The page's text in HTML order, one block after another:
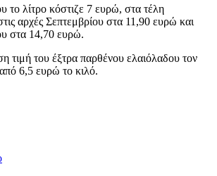
το λίτρο κόστιζε 7 ευρώ, στα τέλη
αρχές Σεπτεμβρίου στα 11,90 ευρώ και
στα 14,70 ευρώ.
τιμή του έξτρα παρθένου ελαιόλαδου τον
6,5 ευρώ το κιλό.